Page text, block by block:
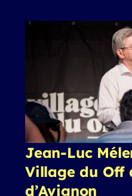
Jean-Luc
Village du Off
d’Avignon